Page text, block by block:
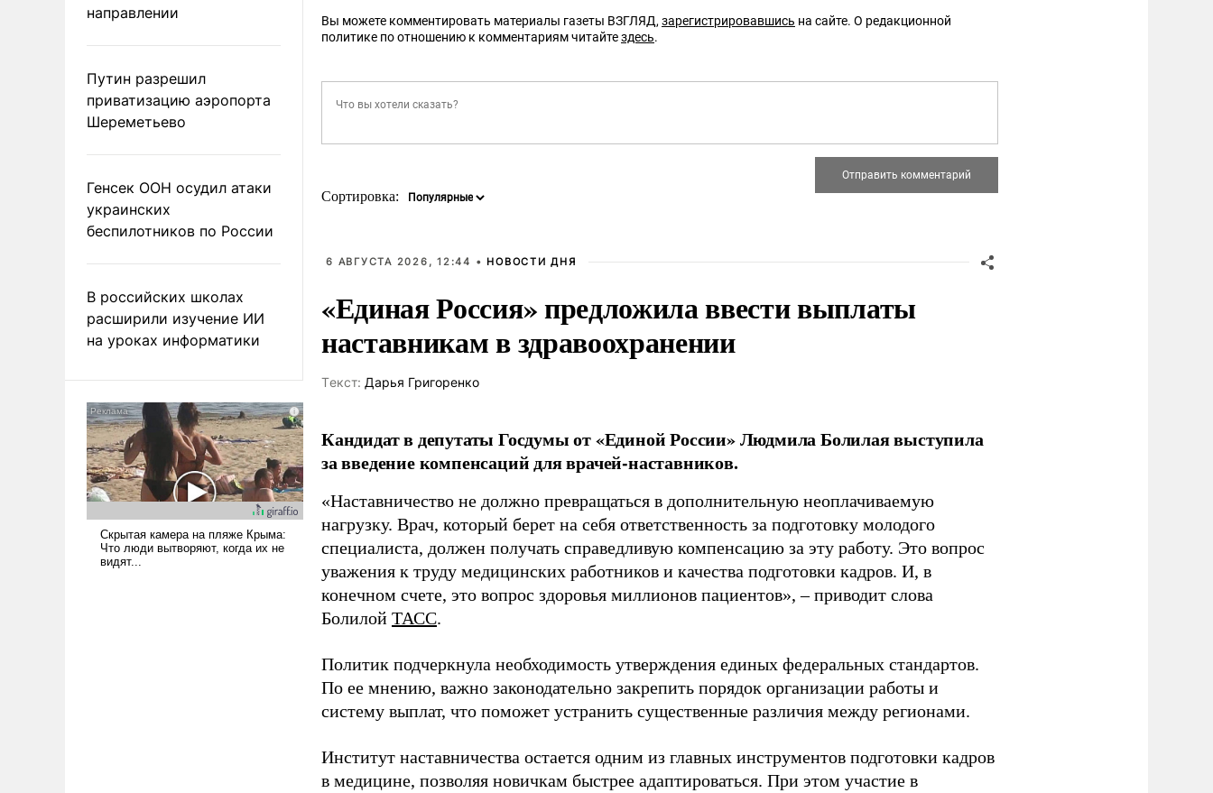
направлении
Путин разрешил
приватизацию аэропорта
Шереметьево
Генсек ООН осудил атаки
украинских
беспилотников по России
В российских школах
расширили изучение ИИ
на уроках информатики
Вы можете комментировать материалы газеты ВЗГЛЯД, зарегистрировавшись на сайте. О редакционной
политике по отношению к комментариям читайтездесь.
Сортировка:
6 АВГУСТА 2026, 12:44 • НОВОСТИ ДНЯ
«Единая Россия» предложила ввести выплаты
наставникам в здравоохранении
Tекст: Дарья Григоренко
Кандидат в депутаты Госдумы от «Единой России» Людмила Болилая выступила
за введение компенсаций для врачей-наставников.
«Наставничество не должно превращаться в дополнительную неоплачиваемую
нагрузку. Врач, который берет на себя ответственность за подготовку молодого
специалиста, должен получать справедливую компенсацию за эту работу. Это вопрос
уважения к труду медицинских работников и качества подготовки кадров. И, в
конечном счете, это вопрос здоровья миллионов пациентов», – приводит слова
Болилой ТАСС.
Политик подчеркнула необходимость утверждения единых федеральных стандартов.
По ее мнению, важно законодательно закрепить порядок организации работы и
систему выплат, что поможет устранить существенные различия между регионами.
Институт наставничества остается одним из главных инструментов подготовки кадров
в медицине, позволяя новичкам быстрее адаптироваться. При этом участие в